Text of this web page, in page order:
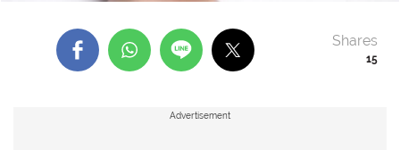
15
Shares
Advertisement